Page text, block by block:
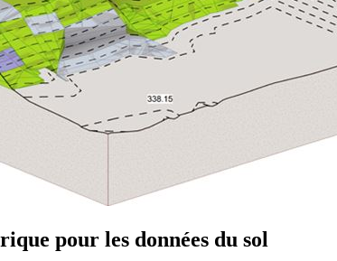
pour les données du sol